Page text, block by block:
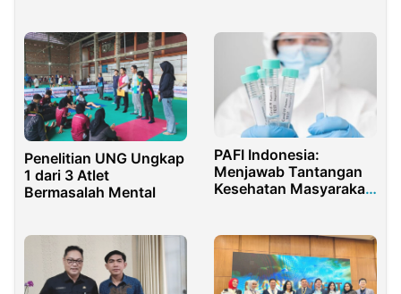
Penelitian UNG Ungkap
1 dari 3 Atlet
Bermasalah Mental
PAFI Indonesia:
Menjawab Tantangan
Kesehatan Masyarakat